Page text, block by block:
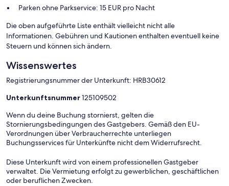
Parken ohne Parkservice: 15 EUR pro Nacht
Die oben aufgeführte Liste enthält vielleicht nicht alle
Informationen. Gebühren und Kautionen enthalten eventuell keine
Steuern und können sich ändern.
Wissenswertes
Registrierungsnummer der Unterkunft: HRB30612
Unterkunftsnummer125109502
Wenn du deine Buchung stornierst, gelten die
Stornierungsbedingungen des Gastgebers. Gemäß den EU-
Verordnungen über Verbraucherrechte unterliegen
Buchungsservices für Unterkünfte nicht dem Widerrufsrecht.
Diese Unterkunft wird von einem professionellen Gastgeber
verwaltet. Die Vermietung erfolgt zu gewerblichen, geschäftlichen
oder beruflichen Zwecken.